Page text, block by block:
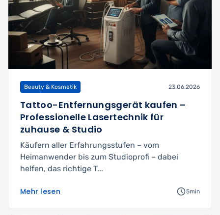
Beauty & Kosmetik 23.06.2026
Tattoo-Entfernungsgerät kaufen –
Professionelle Lasertechnik für
zuhause & Studio
Käufern aller Erfahrungsstufen – vom
Heimanwender bis zum Studioprofi – dabei
helfen, das richtige T...
Mehr lesen 5min